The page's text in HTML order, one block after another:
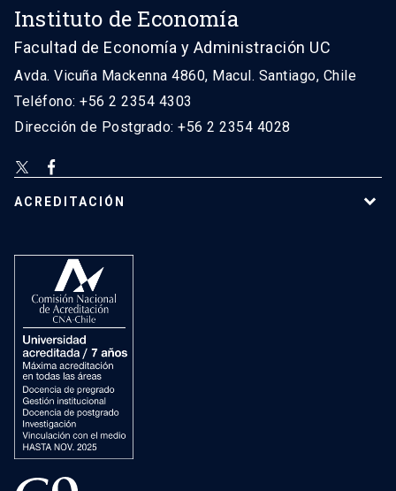
Instituto de Economía
Facultad de Economía y Administración UC
Avda. Vicuña Mackenna 4860, Macul. Santiago, Chile
Teléfono: +56 2 2354 4303
Dirección de Postgrado: +56 2 2354 4028
ACREDITACIÓN